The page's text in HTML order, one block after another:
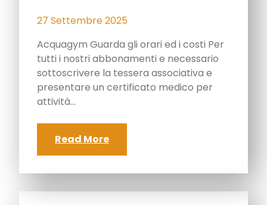
27 Settembre 2025
Acquagym Guarda gli orari ed i costi Per
tutti i nostri abbonamenti e necessario
sottoscrivere la tessera associativa e
presentare un certificato medico per
attività…
Read More